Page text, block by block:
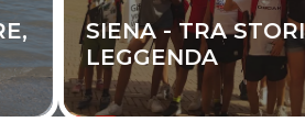
- TRA STORIA,
LEGGENDA